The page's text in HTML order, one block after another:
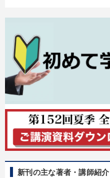
【4月】音声・映像
仕事のスキルと人間力を高め
《強い財務を実践する経営者》
経済・景気・相場予測
2026年夏季全国経営者セミナ
タル版（音声／動画ストリー
148回夏季大会 大竹愼一書
歴史・古典に学ぶ実務講話
新刊の主な著者・講師紹介